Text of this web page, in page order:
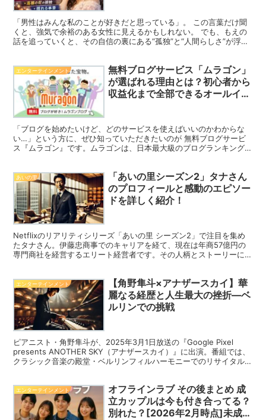
「男性はみんな私のことが好きだと思っている」。 この言葉だけ聞
くと、強気で余裕のある女性に見えるかもしれない。 でも、もえの
話を追っていくと、その自信の裏にある“孤独”と“人間らしさ”が浮か
エンターテインメント
無料ブログサービス「ムラゴン」
が選ばれる理由とは？初心者から
収益化まで全部できるオールイン
「ブログを始めたいけど、どのサービスを使えばいいのかわからな
い…」という方に、ぜひ知っていただきたいのが 無料ブログサービ
ス『ムラゴン』です。ムラゴンは、日本最大級のブログランキングサ
の記事では、ムラゴン公式ガイドを元に、「無料で使える」「収益化
できる」「交流が盛ん」など、ムラゴンが本当に使える理由を詳しく
解説していきます。
あいの里
「あいの里シーズン2」タナさん
のプロフィールと感動のエピソー
ドを詳しく紹介！
Netflixのリアリティシリーズ「あいの里 シーズン2」で注目を集め
たタナさん。伊藤忠商事でのキャリアを経て、現在は年商57億円の
専門商社を経営するエリート経営者です。その人柄とストーリーに、
ます。タナさんが「あいの里」でどのように人生最後の恋を見つけた
のか、一緒に見ていきましょう。
エンターテインメント
【角野隼斗×アナザースカイ】華
麗なる経歴と人生最大の挫折—ベ
ルリンでの挑戦
ピアニスト・角野隼斗が、2025年3月1日放送の『Google Pixel
presents ANOTHER SKY（アナザースカイ）』に出演。番組では、
クラシック音楽の殿堂・ベルリンフィルハーモニーでのリサイタルに
での挫折が彼の人生を大きく変えました。そんな彼がどのようにして
新たな道を切り開いたのか、番組の見どころを紹介します。
エンターテインメント
オフラインラブ その後まとめ 成
立カップルは今も付き合ってる？
別れた？[2026年2月時点]未成立